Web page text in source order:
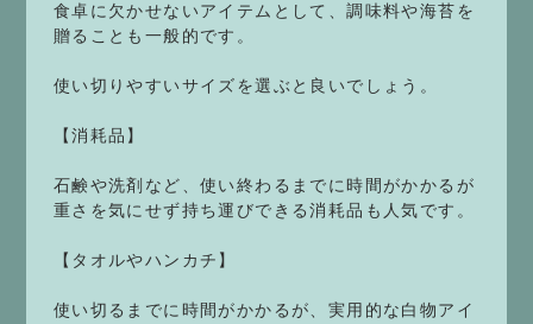
食卓に欠かせないアイテムとして、調味料や海苔を
贈ることも一般的です。
使い切りやすいサイズを選ぶと良いでしょう。
【消耗品】
石鹸や洗剤など、使い終わるまでに時間がかかるが
重さを気にせず持ち運びできる消耗品も人気です。
【タオルやハンカチ】
使い切るまでに時間がかかるが、実用的な白物アイ